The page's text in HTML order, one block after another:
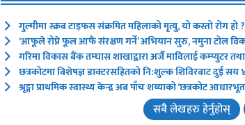
गुल्मीमा स्क्रब टाइफस संक्रमित महिलाको मृत्यु, यो कस्तो रोग
‘आफूले रोप्ने फूल आफैं संरक्षण गर्ने’ अभियान सुरु, नमुना टोल
गरिमा विकास बैंक तम्घास शाखाद्वारा अर्जै माविलाई कम्प्युटर तथा
छत्रकोटमा बिशेषज्ञ डाक्टरसहितको नि:शुल्क शिविरबाट दुई सय
श्रृङ्गा प्राथमिक स्वास्थ्य केन्द्र अब पाँच शय्याको ‘छत्रकोट
सबै लेखहरु हेर्नुहोस्